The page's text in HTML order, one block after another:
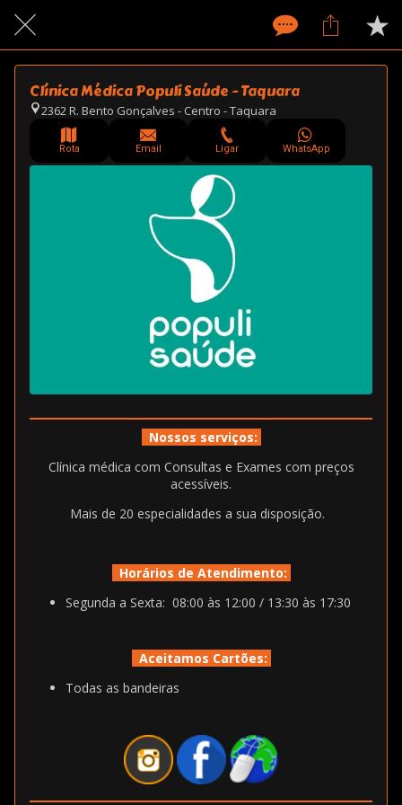
Clínica Médica Populi Saúde - Taquara
2362 R. Bento Gonçalves - Centro - Taquara
Rota Email Ligar WhatsApp
Nossos serviços:
Clínica médica com Consultas e Exames com preços
acessíveis.
Mais de 20 especialidades a sua disposição.
Horários de Atendimento:
Segunda a Sexta: 08:00 às 12:00 / 13:30 às 17:30
Aceitamos Cartões:
Todas as bandeiras